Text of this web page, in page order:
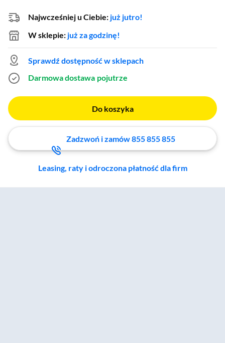
Najwcześniej u Ciebie: już jutro!
W sklepie: już za godzinę!
Sprawdź dostępność w sklepach
Darmowa dostawa pojutrze
Do koszyka
Zadzwoń i zamów 855 855 855
Leasing, raty i odroczona płatność dla firm